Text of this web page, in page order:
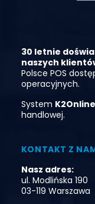
30 letnie
naszych klientó
Polsce POS
operacyjnych.
System
handlowej.
KONTAKT Z
Nasz adres:
ul. Modlińska 190
03-119 Warszawa